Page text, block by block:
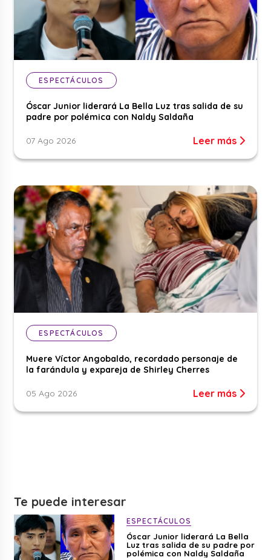
ESPECTÁCULOS
Óscar Junior liderará La Bella Luz tras salida de su
padre por polémica con Naldy Saldaña
07 Ago 2026 Leer más
ESPECTÁCULOS
Muere Víctor Angobaldo, recordado personaje de
la farándula y expareja de Shirley Cherres
05 Ago 2026 Leer más
Te puede interesar
ESPECTÁCULOS
Óscar Junior liderará La Bella
Luz tras salida de su padre por
polémica con Naldy Saldaña